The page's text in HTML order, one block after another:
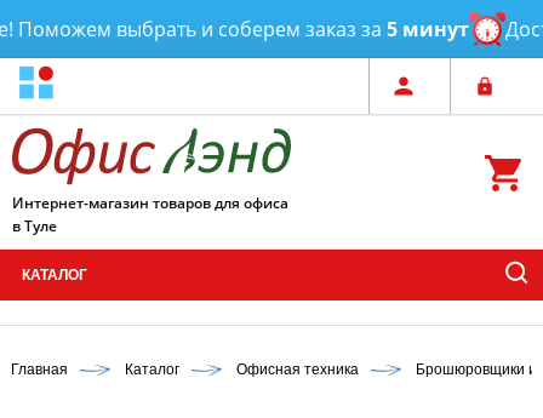
выбрать и соберем заказ за 5 минут
Интернет-магазин товаров для офиса
в Туле
КАТАЛОГ
Главная Каталог Офисная техника Брошюровщики и